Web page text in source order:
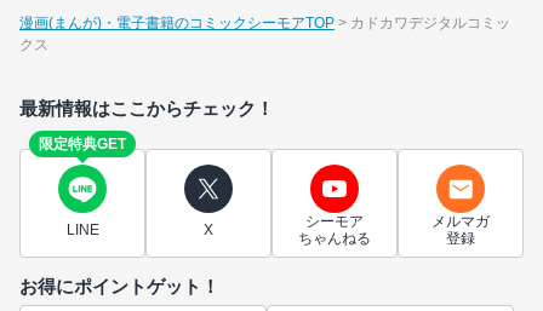
漫画(まんが)・電子書籍のコミックシーモアTOP
カドカワデジタルコミッ
クス
最新情報はここからチェック！
限定特典GET
LINE X
シーモア
ちゃんねる
メルマガ
登録
お得にポイントゲット！